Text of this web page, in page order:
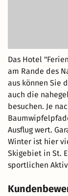
Das Hotel
am Rande des
aus können Sie
auch die
besuchen. Je
Ausflug wert.
Winter ist hier
Skigebiet in St.
sportlichen